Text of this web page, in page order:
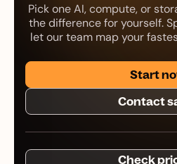
Pick one AI, compute, or
the difference for yourself.
let our team map your
Start
Contact
Check